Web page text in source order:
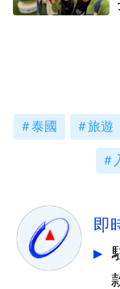
泰國 旅遊
即